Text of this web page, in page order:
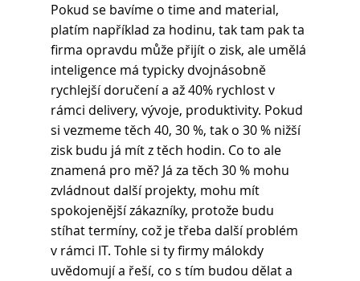
Pokud se bavíme o time and material,
platím například za hodinu, tak tam pak ta
firma opravdu může přijít o zisk, ale umělá
inteligence má typicky dvojnásobně
rychlejší doručení a až 40% rychlost v
rámci delivery, vývoje, produktivity. Pokud
si vezmeme těch 40, 30 %, tak o 30 % nižší
zisk budu já mít z těch hodin. Co to ale
znamená pro mě? Já za těch 30 % mohu
zvládnout další projekty, mohu mít
spokojenější zákazníky, protože budu
stíhat termíny, což je třeba další problém
v rámci IT. Tohle si ty firmy málokdy
uvědomují a řeší, co s tím budou dělat a